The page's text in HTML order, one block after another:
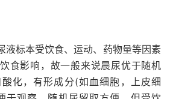
液标本受饮食、运动、药物量等因素
食影响，故一般来说晨尿优于随机
化，有形成分(如血细胞，上皮细